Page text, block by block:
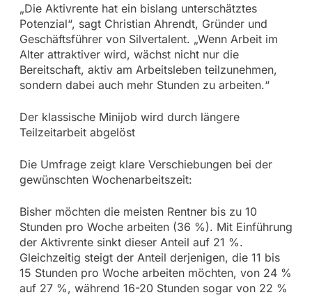
„Die Aktivrente hat ein bislang unterschätztes
Potenzial“, sagt Christian Ahrendt, Gründer und
Geschäftsführer von Silvertalent. „Wenn Arbeit im
Alter attraktiver wird, wächst nicht nur die
Bereitschaft, aktiv am Arbeitsleben teilzunehmen,
sondern dabei auch mehr Stunden zu arbeiten.“
Der klassische Minijob wird durch längere
Teilzeitarbeit abgelöst
Die Umfrage zeigt klare Verschiebungen bei der
gewünschten Wochenarbeitszeit:
Bisher möchten die meisten Rentner bis zu 10
Stunden pro Woche arbeiten (36 %). Mit Einführung
der Aktivrente sinkt dieser Anteil auf 21 %.
Gleichzeitig steigt der Anteil derjenigen, die 11 bis
15 Stunden pro Woche arbeiten möchten, von 24 %
auf 27 %, während 16-20 Stunden sogar von 22 %